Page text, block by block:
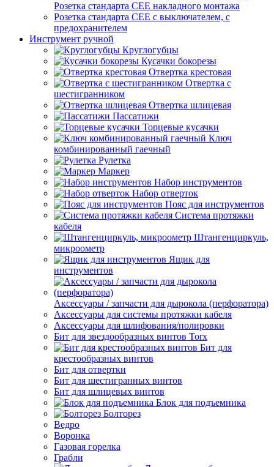
Розетка стандарта СЕЕ накладного монтажа
Розетка стандарта СЕЕ с выключателем, с
предохранителем
Инструмент ручной
Круглогубцы
Кусачки бокорезы
Отвертка крестовая
Отвертка с
шестигранником
Отвертка шлицевая
Пассатижи
Торцевые кусачки
Ключ
комбинированный гаечный
Рулетка
Маркер
Набор инструментов
Набор отверток
Пояс для инструментов
Система протяжки
кабеля
Штангенциркуль,
микроометр
Ящик для
инструментов
Аксессуары / запчасти для дырокола (перфоратора)
Аксессуары для системы протяжки кабеля
Аксессуары для шлифования/полировки
Бит для звездообразных винтов Torx
Бит для
крестообразных винтов
Бит для отвертки
Бит для шестигранных винтов
Бит для шлицевых винтов
Блок для подъемника
Болторез
Ведро
Воронка
Газовая горелка
Грабли